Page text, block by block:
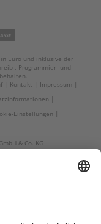
Euro und inklusive der
, Programmier- und
Kontakt
Impressum
Einstellungen
& Co. KG